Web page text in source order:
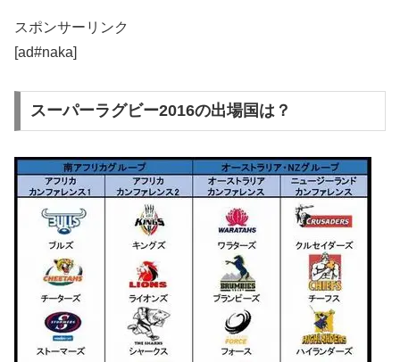
スポンサーリンク
[ad#naka]
スーパーラグビー2016の出場国は？